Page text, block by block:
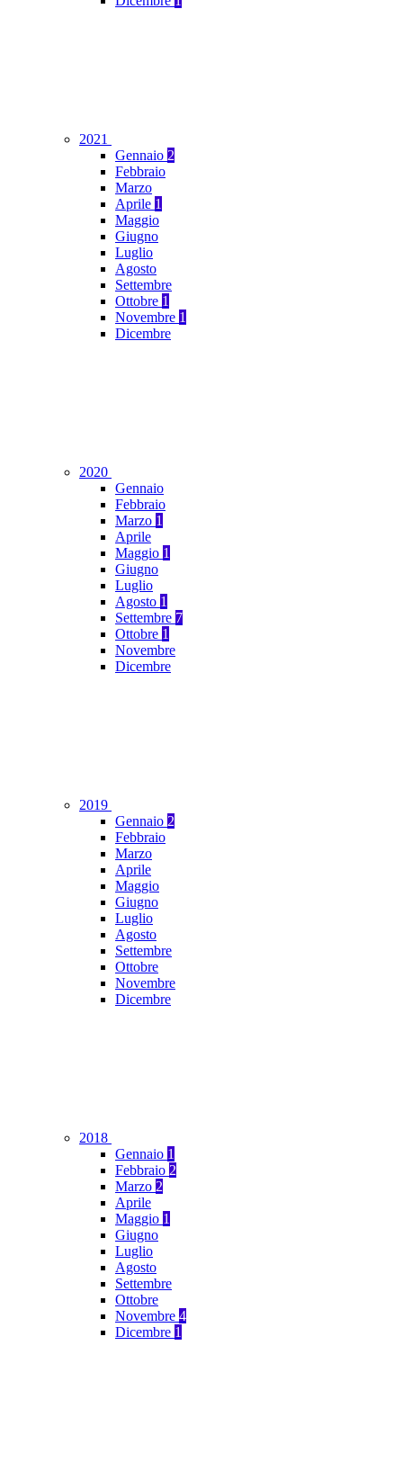
2021
Gennaio 2
Febbraio
Marzo
Aprile 1
Maggio
Giugno
Luglio
Agosto
Settembre
Ottobre 1
Novembre 1
Dicembre
2020
Gennaio
Febbraio
Marzo 1
Aprile
Maggio 1
Giugno
Luglio
Agosto 1
Settembre 7
Ottobre 1
Novembre
Dicembre
2019
Gennaio 2
Febbraio
Marzo
Aprile
Maggio
Giugno
Luglio
Agosto
Settembre
Ottobre
Novembre
Dicembre
2018
Gennaio 1
Febbraio 2
Marzo 2
Aprile
Maggio 1
Giugno
Luglio
Agosto
Settembre
Ottobre
Novembre 4
Dicembre 1